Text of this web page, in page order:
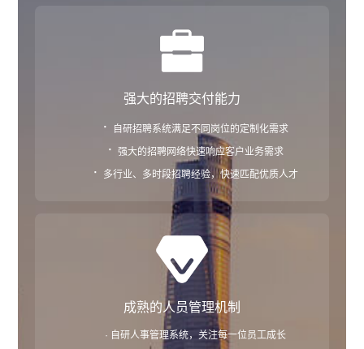
强大的招聘交付能力
· 自研招聘系统满足不同岗位的定制化需求
· 强大的招聘网络快速响应客户业务需求
· 多行业、多时段招聘经验，快速匹配优质人才
成熟的人员管理机制
· 自研人事管理系统，关注每一位员工成长